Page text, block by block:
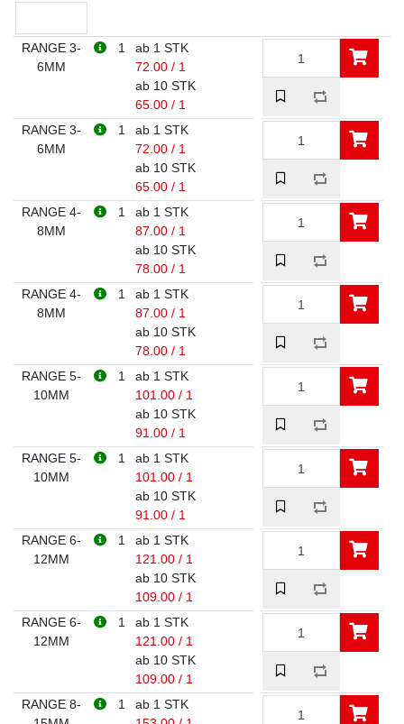
RANGE 3-
6MM
1
ab 1 STK
72.00 / 1
ab 10 STK
65.00 / 1
RANGE 3-
6MM
1
ab 1 STK
72.00 / 1
ab 10 STK
65.00 / 1
RANGE 4-
8MM
1
ab 1 STK
87.00 / 1
ab 10 STK
78.00 / 1
RANGE 4-
8MM
1
ab 1 STK
87.00 / 1
ab 10 STK
78.00 / 1
RANGE 5-
10MM
1
ab 1 STK
101.00 / 1
ab 10 STK
91.00 / 1
RANGE 5-
10MM
1
ab 1 STK
101.00 / 1
ab 10 STK
91.00 / 1
RANGE 6-
12MM
1
ab 1 STK
121.00 / 1
ab 10 STK
109.00 / 1
RANGE 6-
12MM
1
ab 1 STK
121.00 / 1
ab 10 STK
109.00 / 1
RANGE 8-
1
ab 1 STK